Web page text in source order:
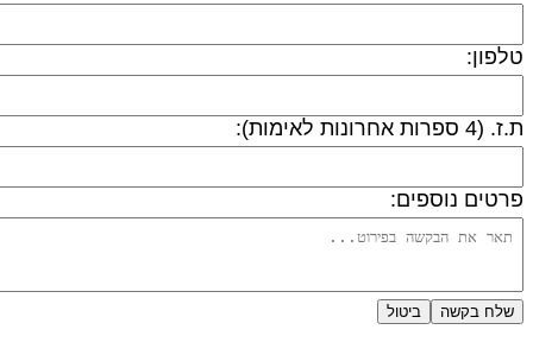
ספרות אחרונות לאימות):
נוספים:
שלח בקשה ביטול